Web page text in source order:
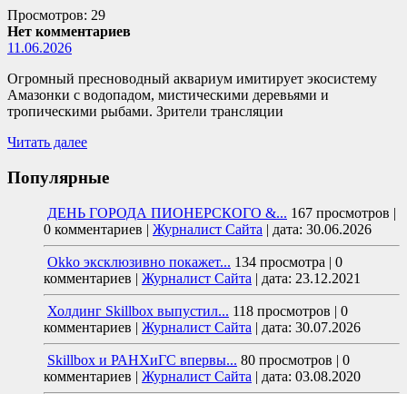
Просмотров: 29
Нет комментариев
11.06.2026
Огромный пресноводный аквариум имитирует экосистему
Амазонки с водопадом, мистическими деревьями и
тропическими рыбами. Зрители трансляции
Читать далее
Популярные
ДЕНЬ ГОРОДА ПИОНЕРСКОГО &... 167 просмотров |
0 комментариев | Журналист Сайта | дата: 30.06.2026
Okko эксклюзивно покажет... 134 просмотра | 0
комментариев | Журналист Сайта | дата: 23.12.2021
Холдинг Skillbox выпустил... 118 просмотров | 0
комментариев | Журналист Сайта | дата: 30.07.2026
Skillbox и РАНХиГС впервы... 80 просмотров | 0
комментариев | Журналист Сайта | дата: 03.08.2020